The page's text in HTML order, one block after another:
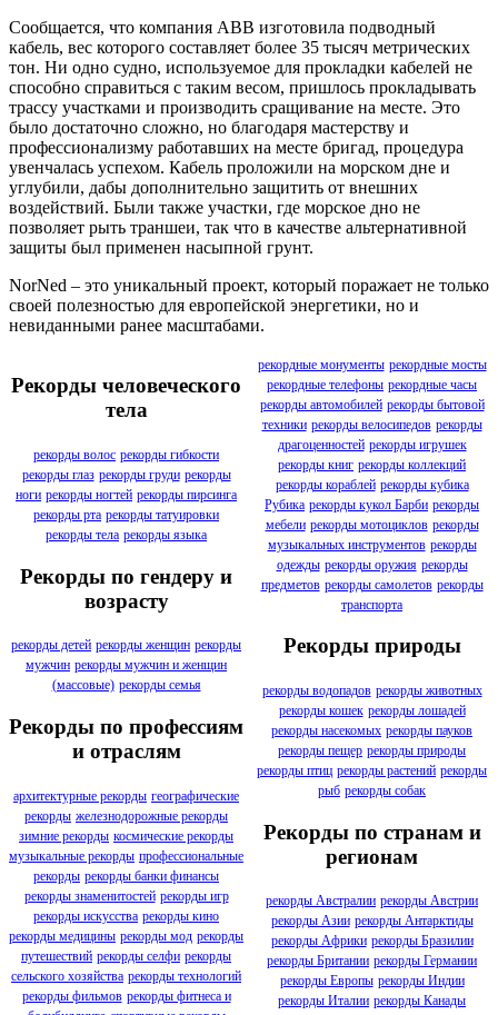
Сообщается, что компания ABB изготовила подводный
кабель, вес которого составляет более 35 тысяч метрических
тон. Ни одно судно, используемое для прокладки кабелей не
способно справиться с таким весом, пришлось прокладывать
трассу участками и производить сращивание на месте. Это
было достаточно сложно, но благодаря мастерству и
профессионализму работавших на месте бригад, процедура
увенчалась успехом. Кабель проложили на морском дне и
углубили, дабы дополнительно защитить от внешних
воздействий. Были также участки, где морское дно не
позволяет рыть траншеи, так что в качестве альтернативной
защиты был применен насыпной грунт.
NorNed – это уникальный проект, который поражает не только
своей полезностью для европейской энергетики, но и
невиданными ранее масштабами.
Рекорды человеческого
тела
рекорды волос рекорды гибкости
рекорды глаз рекорды груди рекорды
ноги рекорды ногтей рекорды пирсинга
рекорды рта рекорды татуировки
рекорды тела рекорды языка
Рекорды по гендеру и
возрасту
рекорды детей рекорды женщин рекорды
мужчин рекорды мужчин и женщин
(массовые) рекорды семья
Рекорды по профессиям
и отраслям
архитектурные рекорды географические
рекорды железнодорожные рекорды
зимние рекорды космические рекорды
музыкальные рекорды профессиональные
рекорды рекорды банки финансы
рекорды знаменитостей рекорды игр
рекорды искусства рекорды кино
рекорды медицины рекорды мод рекорды
путешествий рекорды селфи рекорды
сельского хозяйства рекорды технологий
рекорды фильмов рекорды фитнеса и
рекордные монументы рекордные мосты
рекордные телефоны рекордные часы
рекорды автомобилей рекорды бытовой
техники рекорды велосипедов рекорды
драгоценностей рекорды игрушек
рекорды книг рекорды коллекций
рекорды кораблей рекорды кубика
Рубика рекорды кукол Барби рекорды
мебели рекорды мотоциклов рекорды
музыкальных инструментов рекорды
одежды рекорды оружия рекорды
предметов рекорды самолетов рекорды
транспорта
Рекорды природы
рекорды водопадов рекорды животных
рекорды кошек рекорды лошадей
рекорды насекомых рекорды пауков
рекорды пещер рекорды природы
рекорды птиц рекорды растений рекорды
рыб рекорды собак
Рекорды по странам и
регионам
рекорды Австралии рекорды Австрии
рекорды Азии рекорды Антарктиды
рекорды Африки рекорды Бразилии
рекорды Британии рекорды Германии
рекорды Европы рекорды Индии
рекорды Италии рекорды Канады